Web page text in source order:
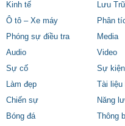
Kinh tế
Lưu
Ô tô – Xe máy
Phân
Phóng sự điều tra
Media
Audio
Video
Sự cố
Sự kiện
Làm đẹp
Tài
Chiến sự
Năng
Bóng đá
Thông